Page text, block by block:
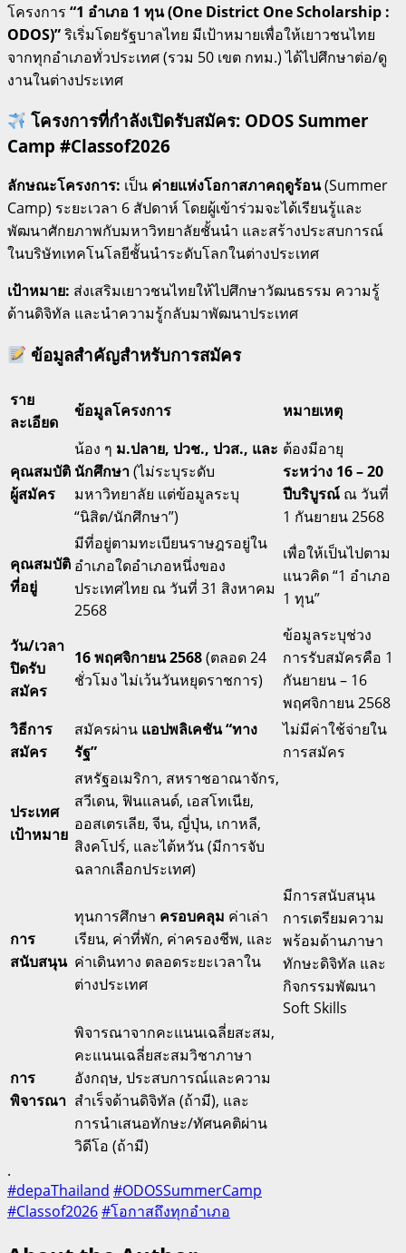
โครงการ “1 อำเภอ 1 ทุน (One District One Scholarship :
ODOS)”ริเริ่มโดยรัฐบาลไทย มีเป้าหมายเพื่อให้เยาวชนไทย
จากทุกอำเภอทั่วประเทศ (รวม 50 เขต กทม.) ได้ไปศึกษาต่อ/ดู
งานในต่างประเทศ
โครงการที่กำลังเปิดรับสมัคร: ODOS Summer
Camp #Classof2026
ลักษณะโครงการ: เป็น ค่ายแห่งโอกาสภาคฤดูร้อน(Summer
Camp) ระยะเวลา 6 สัปดาห์ โดยผู้เข้าร่วมจะได้เรียนรู้และ
พัฒนาศักยภาพกับมหาวิทยาลัยชั้นนำ และสร้างประสบการณ์
ในบริษัทเทคโนโลยีชั้นนำระดับโลกในต่างประเทศ
เป้าหมาย: ส่งเสริมเยาวชนไทยให้ไปศึกษาวัฒนธรรม ความรู้
ด้านดิจิทัล และนำความรู้กลับมาพัฒนาประเทศ
ข้อมูลสำคัญสำหรับการสมัคร
ราย
ละเอียด
ข้อมูลโครงการ หมายเหตุ
คุณสมบัติ
ผู้สมัคร
น้อง ๆ ม.ปลาย, ปวช., ปวส., และ
นักศึกษา(ไม่ระบุระดับ
มหาวิทยาลัย แต่ข้อมูลระบุ
“นิสิต/นักศึกษา”)
ต้องมีอายุ
ระหว่าง 16 – 20
ปีบริบูรณ์ ณ วันที่
1 กันยายน 2568
คุณสมบัติ
ที่อยู่
มีที่อยู่ตามทะเบียนราษฎรอยู่ใน
อำเภอใดอำเภอหนึ่งของ
ประเทศไทย ณ วันที่ 31 สิงหาคม
2568
เพื่อให้เป็นไปตาม
แนวคิด “1 อำเภอ
1 ทุน”
วัน/เวลา
ปิดรับ
สมัคร
16 พฤศจิกายน 2568(ตลอด 24
ชั่วโมง ไม่เว้นวันหยุดราชการ)
ข้อมูลระบุช่วง
การรับสมัครคือ 1
กันยายน – 16
พฤศจิกายน 2568
วิธีการ
สมัคร
สมัครผ่าน แอปพลิเคชัน “ทาง
รัฐ”
ไม่มีค่าใช้จ่ายใน
การสมัคร
ประเทศ
เป้าหมาย
สหรัฐอเมริกา, สหราชอาณาจักร,
สวีเดน, ฟินแลนด์, เอสโทเนีย,
ออสเตรเลีย, จีน, ญี่ปุ่น, เกาหลี,
สิงคโปร์, และไต้หวัน (มีการจับ
ฉลากเลือกประเทศ)
การ
สนับสนุน
ทุนการศึกษา ครอบคลุม ค่าเล่า
เรียน, ค่าที่พัก, ค่าครองชีพ, และ
ค่าเดินทาง ตลอดระยะเวลาใน
ต่างประเทศ
มีการสนับสนุน
การเตรียมความ
พร้อมด้านภาษา
ทักษะดิจิทัล และ
กิจกรรมพัฒนา
Soft Skills
การ
พิจารณา
พิจารณาจากคะแนนเฉลี่ยสะสม,
คะแนนเฉลี่ยสะสมวิชาภาษา
อังกฤษ, ประสบการณ์และความ
สำเร็จด้านดิจิทัล (ถ้ามี), และ
การนำเสนอทักษะ/ทัศนคติผ่าน
วิดีโอ (ถ้ามี)
.
#depaThailand #ODOSSummerCamp
#Classof2026#โอกาสถึงทุกอำเภอ